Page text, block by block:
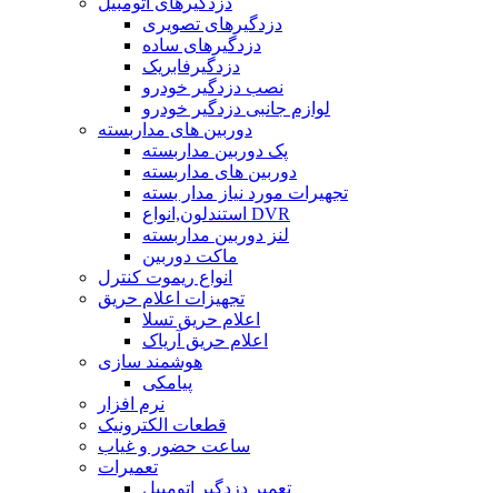
دزدگیرهای تصویری
دزدگیرهای ساده
دزدگیرفابریک
نصب دزدگیر خودرو
لوازم جانبی دزدگیر خودرو
دوربین های مداربسته
پک دوربین مداربسته
دوربین های مداربسته
تجهیرات مورد نیاز مدار بسته
استندلون,انواع DVR
لنز دوربین مداربسته
ماکت دوربین
انواع ریموت کنترل
تجهیزات اعلام حریق
اعلام حریق تسلا
اعلام حریق آریاک
هوشمند سازی
پیامکی
نرم افزار
قطعات الکترونیک
ساعت حضور و غیاب
تعمیرات
تعمیر دزدگیر اتومبیل